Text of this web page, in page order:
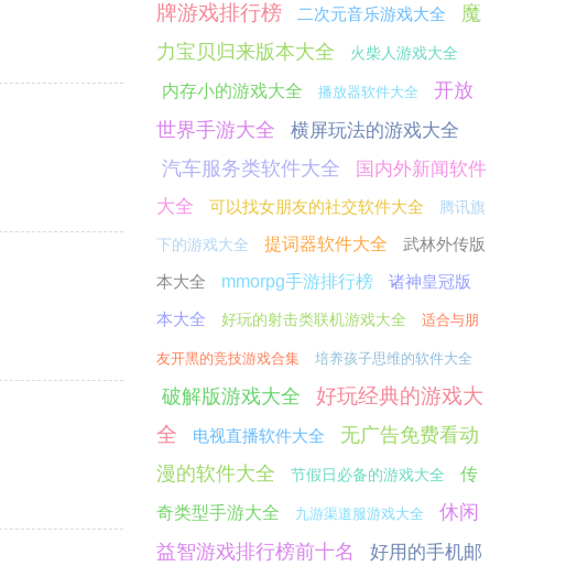
牌游戏排行榜
二次元音乐游戏大全
魔
力宝贝归来版本大全
火柴人游戏大全
内存小的游戏大全 播放器软件大全
开放
世界手游大全
横屏玩法的游戏大全
汽车服务类软件大全
国内外新闻软件
大全
可以找女朋友的社交软件大全 腾讯旗
下的游戏大全 提词器软件大全
武林外传版
本大全
mmorpg手游排行榜
诸神皇冠版
本大全
好玩的射击类联机游戏大全 适合与朋
友开黑的竞技游戏合集 培养孩子思维的软件大全
破解版游戏大全
好玩经典的游戏大
全
电视直播软件大全
无广告免费看动
漫的软件大全
节假日必备的游戏大全 传
奇类型手游大全 九游渠道服游戏大全
休闲
益智游戏排行榜前十名
好用的手机邮